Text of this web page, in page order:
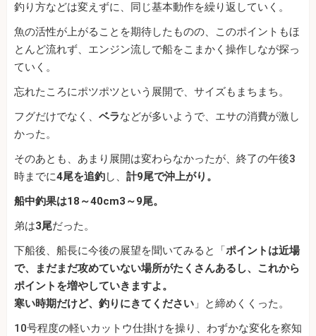
釣り方などは変えずに、同じ基本動作を繰り返していく。
魚の活性が上がることを期待したものの、このポイントもほ
とんど流れず、エンジン流しで船をこまかく操作しなが探っ
ていく。
忘れたころにポツポツという展開で、サイズもまちまち。
フグだけでなく、 ベラなどが多いようで、エサの消費が激し
かった。
そのあとも、あまり展開は変わらなかったが、終了の午後3
時までに4尾を追釣し、 計9尾で沖上がり。
船中釣果は18～40cm3～9尾。
弟は3尾だった。
下船後、船長に今後の展望を聞いてみると「ポイントは近場
で、まだまだ攻めていない場所がたくさんあるし、これから
ポイントを増やしていきますよ。
寒い時期だけど、釣りにきてください 」と締めくくった。
10号程度の軽いカットウ仕掛けを操り、わずかな変化を察知